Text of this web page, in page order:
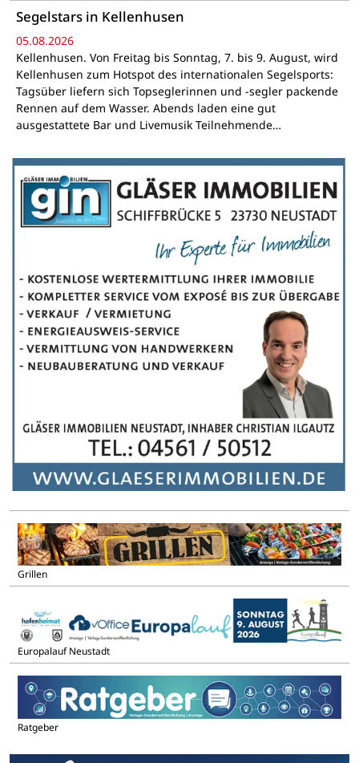
Segelstars in Kellenhusen
05.08.2026
Kellenhusen. Von Freitag bis Sonntag, 7. bis 9. August, wird
Kellenhusen zum Hotspot des internationalen Segelsports:
Tagsüber liefern sich Topseglerinnen und -segler packende
Rennen auf dem Wasser. Abends laden eine gut
ausgestattete Bar und Livemusik Teilnehmende…
Grillen
Europalauf Neustadt
Ratgeber